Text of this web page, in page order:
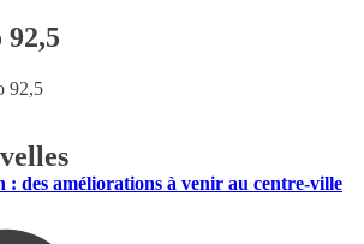
92,5
des améliorations à venir au centre-ville